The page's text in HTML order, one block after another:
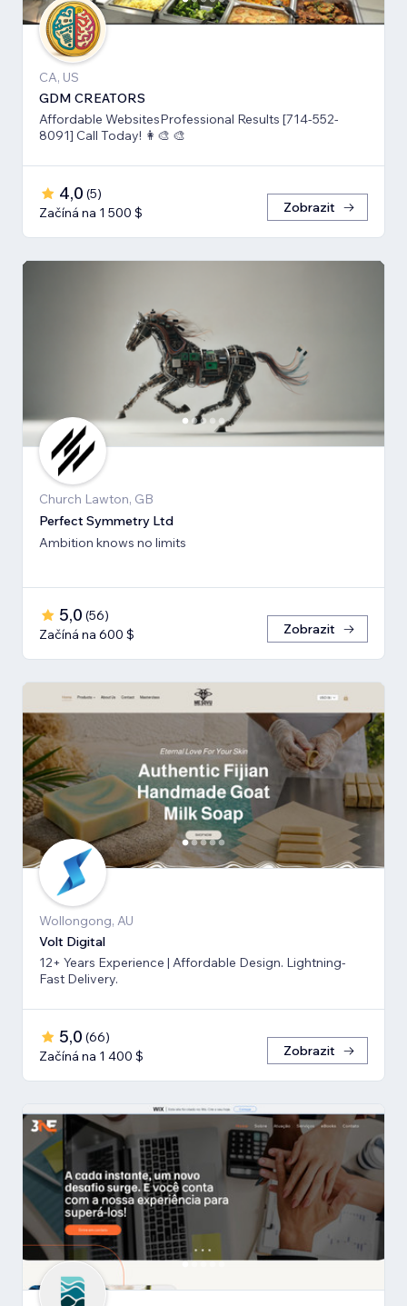
CA, US
GDM CREATORS
Affordable WebsitesProfessional Results [714-552-
8091] Call Today! 👩‍🎨 🎨
4,0 (5)
Začíná na 1 500 $
Zobrazit
Church Lawton, GB
Perfect Symmetry Ltd
Ambition knows no limits
5,0 (56)
Začíná na 600 $
Zobrazit
Wollongong, AU
Volt Digital
12+ Years Experience | Affordable Design. Lightning-
Fast Delivery.
5,0 (66)
Začíná na 1 400 $
Zobrazit